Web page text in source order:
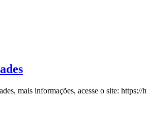
mais informações, acesse o site: